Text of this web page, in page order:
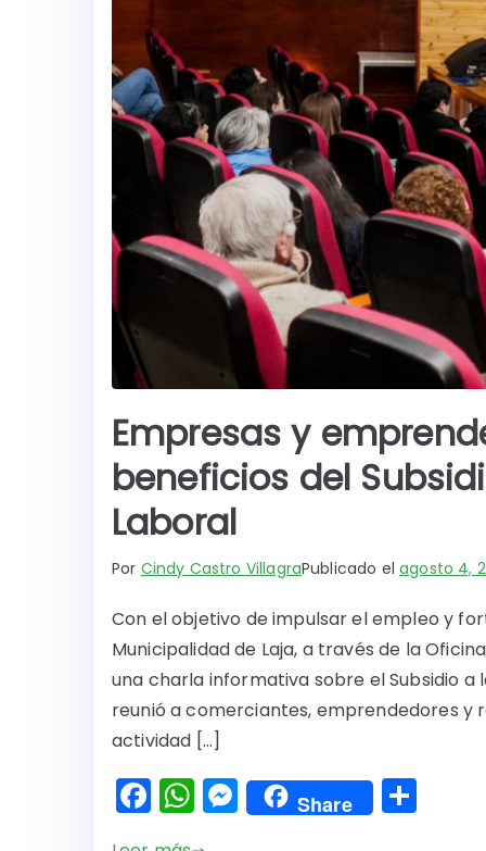
Empresas y
beneficios del
Laboral
Por Cindy Castro VillagraPublicado elagosto 4,
Con el objetivo de impulsar el empleo y
Municipalidad de Laja, a través de la
una charla informativa sobre el Subsidio a
reunió a comerciantes, emprendedores y
actividad […]
F
a
W
h
M
e
Share C